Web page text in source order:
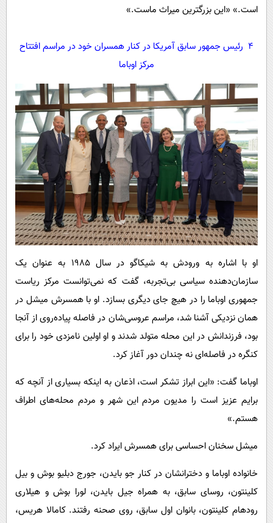
است.» «این بزرگترین میراث ماست.»
4 رئیس جمهور سابق آمریکا در کنار همسران خود در مراسم افتتاح
مرکز اوباما
او با اشاره به ورودش به شیکاگو در سال ۱۹۸۵ به عنوان یک
سازمان‌دهنده سیاسی بی‌تجربه، گفت که نمی‌توانست مرکز ریاست
جمهوری اوباما را در هیچ جای دیگری بسازد. او با همسرش میشل در
همان نزدیکی آشنا شد، مراسم عروسی‌شان در فاصله پیاده‌روی از آنجا
بود، فرزندانش در این محله متولد شدند و او اولین نامزدی خود را برای
کنگره در فاصله‌ای نه چندان دور آغاز کرد.
اوباما گفت: «این ابراز تشکر است، اذعان به اینکه بسیاری از آنچه که
برایم عزیز است را مدیون مردم این شهر و مردم محله‌های اطراف
هستم.»
میشل سخنان احساسی برای همسرش ایراد کرد.
خانواده اوباما و دخترانشان در کنار جو بایدن، جورج دبلیو بوش و بیل
کلینتون، روسای سابق، به همراه جیل بایدن، لورا بوش و هیلاری
رودهام کلینتون، بانوان اول سابق، روی صحنه رفتند. کامالا هریس،